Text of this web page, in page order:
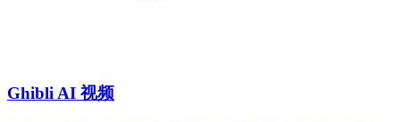
Ghibli AI 视频